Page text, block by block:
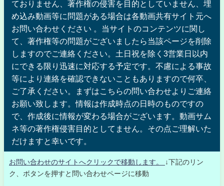
ておりません、著作権の侵害を目的としていません、埋
め込み動画等に問題がある場合は各動画共有サイト元へ
お問い合わせください 。当サイトのコンテンツに関し
て、著作権等の問題がございましたら当該ページを削除
しますのでご連絡ください。土日祝を除く3営業日以内
にできる限り迅速に対応する予定です。不慮による事故
等により連絡を確認できないこともありますので何卒、
ご了承ください。まずはこちらの問い合わせよりご連絡
お願い致します。情報は作成時点の日時のものですの
で、作成後に情報が変わる場合がございます。動画サム
ネ等の著作権侵害目的としてません。その点ご理解いた
だけますと幸いです。
お問い合わせのサイトへクリックで移動します。
↓下記のリン
ク、ボタンを押すと問い合わせページに移動